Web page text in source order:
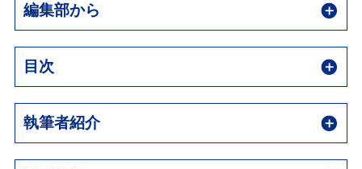
編集部から
目次
執筆者紹介